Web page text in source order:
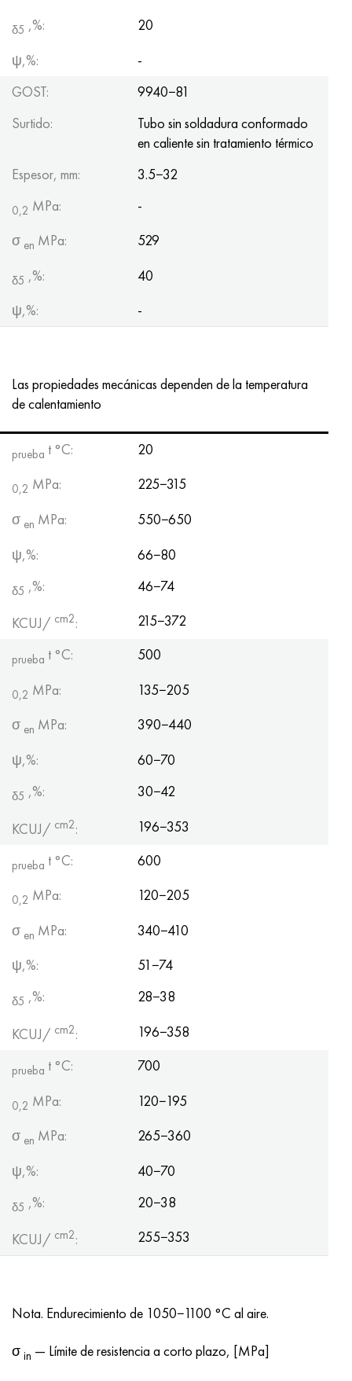
δ5 ,%:
20
ψ,%:
-
GOST:
9940−81
Surtido:
Tubo sin soldadura conformado
en caliente sin tratamiento térmico
Espesor, mm:
3.5−32
0,2 MPa:
-
σ en MPa: 529
δ5 ,%:
40
ψ,%:
-
Las propiedades mecánicas dependen de la temperatura
de calentamiento
prueba t °С: 20
0,2 MPa:
225−315
σ en MPa:
550−650
ψ,%:
66−80
δ5 ,%: 46−74
KCUJ/ cm2: 215−372
prueba t °С: 500
0,2 MPa:
135−205
σ en MPa:
390−440
ψ,%:
60−70
δ5 ,%: 30−42
KCUJ/ cm2: 196−353
prueba t °С: 600
0,2 MPa:
120−205
σ en MPa:
340−410
ψ,%:
51−74
δ5 ,%: 28−38
KCUJ/ cm2: 196−358
prueba t °С: 700
0,2 MPa:
120−195
σ en MPa:
265−360
ψ,%:
40−70
δ5 ,%: 20−38
KCUJ/ cm2: 255−353
Nota. Endurecimiento de 1050−1100 °C al aire.
σ in — Límite de resistencia a corto plazo, [MPa]